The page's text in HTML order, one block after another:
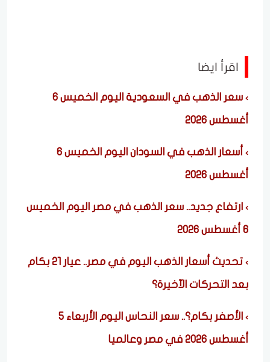
اقرأ ايضا
سعر الذهب في السعودية اليوم الخميس 6
أغسطس 2026
أسعار الذهب في السودان اليوم الخميس 6
أغسطس 2026
ارتفاع جديد.. سعر الذهب في مصر اليوم الخميس
6 أغسطس 2026
تحديث أسعار الذهب اليوم في مصر.. عيار 21 بكام
بعد التحركات الآخيرة؟
الأصفر بكام؟.. سعر النحاس اليوم الأربعاء 5
أغسطس 2026 في مصر وعالميا